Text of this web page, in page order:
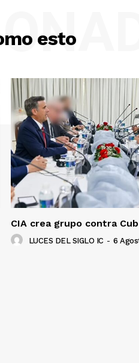
esto
CIA crea grupo contra
LUCES DEL SIGLO IC - 6